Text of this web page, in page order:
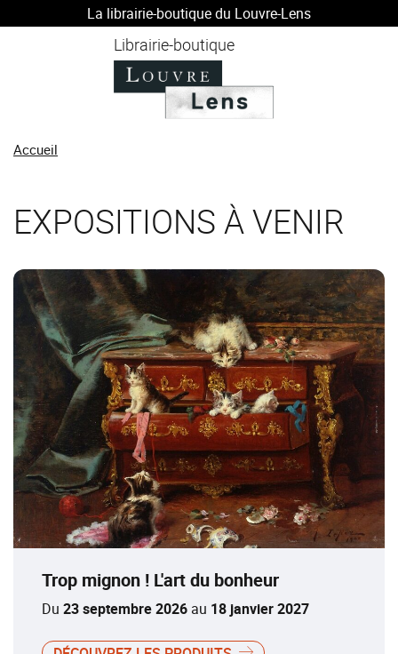
La librairie-boutique du Louvre-Lens
Librairie-boutique
Accueil
EXPOSITIONS À VENIR
Trop mignon ! L'art du bonheur
Du 23 septembre 2026 au 18 janvier 2027